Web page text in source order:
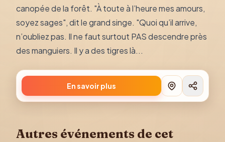
canopée de la forêt. "À toute à l’heure mes amours,
soyez sages", dit le grand singe. "Quoi qu’il arrive,
n’oubliez pas. Il ne faut surtout PAS descendre près
des manguiers. Il y a des tigres là...
En savoir plus
Autres événements de cet